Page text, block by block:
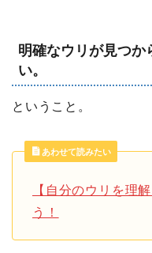
明確なウリが見つか
い。
ということ。
あわせて読みたい
【自分のウリを理
う！